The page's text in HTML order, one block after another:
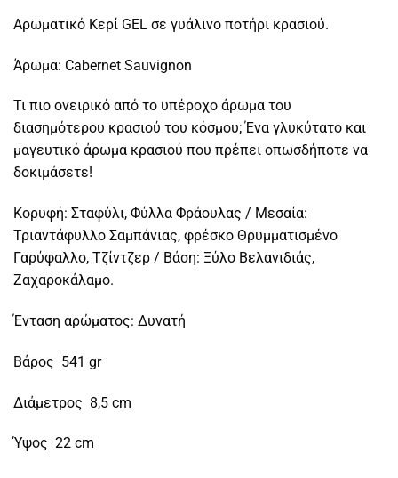
Aρωματικό Κερί GEL σε γυάλινο ποτήρι κρασιού.
Άρωμα: Cabernet Sauvignon
Τι πιο ονειρικό από το υπέροχο άρωμα του
διασημότερου κρασιού του κόσμου; Ένα γλυκύτατο και
μαγευτικό άρωμα κρασιού που πρέπει οπωσδήποτε να
δοκιμάσετε!
Κορυφή: Σταφύλι, Φύλλα Φράουλας / Μεσαία:
Τριαντάφυλλο Σαμπάνιας, φρέσκο Θρυμματισμένο
Γαρύφαλλο, Τζίντζερ / Βάση: Ξύλο Βελανιδιάς,
Ζαχαροκάλαμο.
Ένταση αρώματος: Δυνατή
Βάρος 541 gr
Διάμετρος 8,5 cm
Ύψος 22 cm